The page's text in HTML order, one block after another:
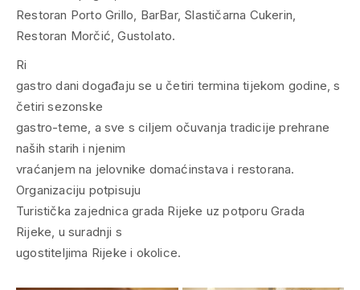
Restoran Porto Grillo, BarBar, Slastičarna Cukerin,
Restoran Morčić, Gustolato.
Ri
gastro dani događaju se u četiri termina tijekom godine, s
četiri sezonske
gastro-teme, a sve s ciljem očuvanja tradicije prehrane
naših starih i njenim
vraćanjem na jelovnike domaćinstava i restorana.
Organizaciju potpisuju
Turistička zajednica grada Rijeke uz potporu Grada
Rijeke, u suradnji s
ugostiteljima Rijeke i okolice.